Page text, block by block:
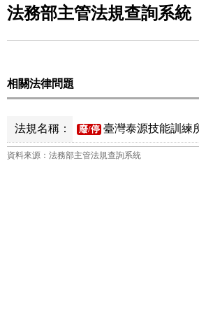
法務部主管法規查詢系統
相關法律問題
法規名稱： 廢/停 臺灣泰源技能訓練
資料來源：法務部主管法規查詢系統